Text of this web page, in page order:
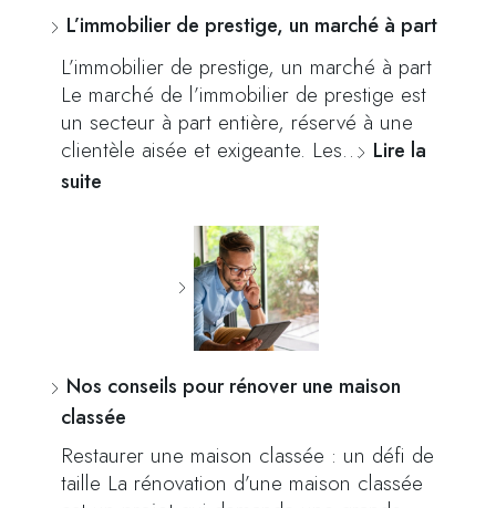
L’immobilier de prestige, un marché à part
L’immobilier de prestige, un marché à part
Le marché de l’immobilier de prestige est
un secteur à part entière, réservé à une
clientèle aisée et exigeante. Les… Lire la
suite
Nos conseils pour rénover une maison
classée
Restaurer une maison classée : un défi de
taille La rénovation d’une maison classée